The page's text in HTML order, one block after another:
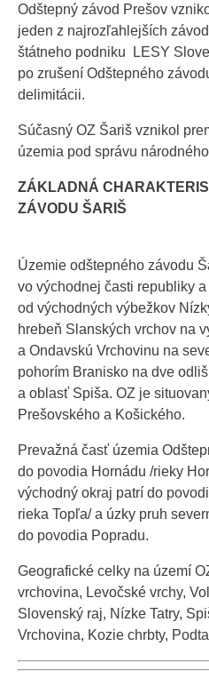
Odštepný závod Prešov
jeden z najrozľahlejších
štátneho podniku LESY
po zrušení Odštepného
delimitácii.
Súčasný OZ Šariš vznikol
územia pod správu
ZÁKLADNÁ
ZÁVODU ŠARIŠ
Územie odštepného závodu
vo východnej časti republiky
od východných výbežkov
hrebeň Slanských vrchov na
a Ondavskú Vrchovinu na
pohorím Branisko na dve
a oblasť Spiša. OZ je
Prešovského a Košického.
Prevažná časť územia
do povodia Hornádu /rieky
východný okraj patrí do
rieka Topľa/ a úzky pruh
do povodia Popradu.
Geografické celky na území
vrchovina, Levočské vrchy,
Slovenský raj, Nízke Tatry,
Vrchovina, Kozie chrbty,